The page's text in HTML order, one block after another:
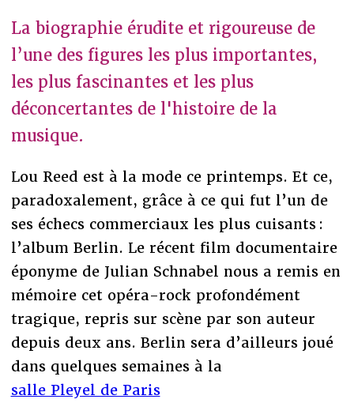
La biographie érudite et rigoureuse de
l’une des figures les plus importantes,
les plus fascinantes et les plus
déconcertantes de l'histoire de la
musique.
Lou Reed est à la mode ce printemps. Et ce,
paradoxalement, grâce à ce qui fut l’un de
ses échecs commerciaux les plus cuisants :
l’album Berlin. Le récent film documentaire
éponyme de Julian Schnabel nous a remis en
mémoire cet opéra-rock profondément
tragique, repris sur scène par son auteur
depuis deux ans. Berlin sera d’ailleurs joué
dans quelques semaines à la
salle Pleyel de Paris